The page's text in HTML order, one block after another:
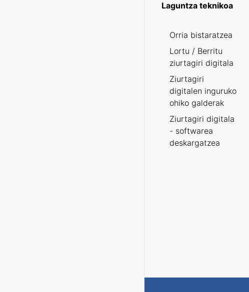
Laguntza teknikoa
Orria bistaratzea
Lortu / Berritu
ziurtagiri digitala
Ziurtagiri
digitalen inguruko
ohiko galderak
Ziurtagiri digitala
- softwarea
deskargatzea